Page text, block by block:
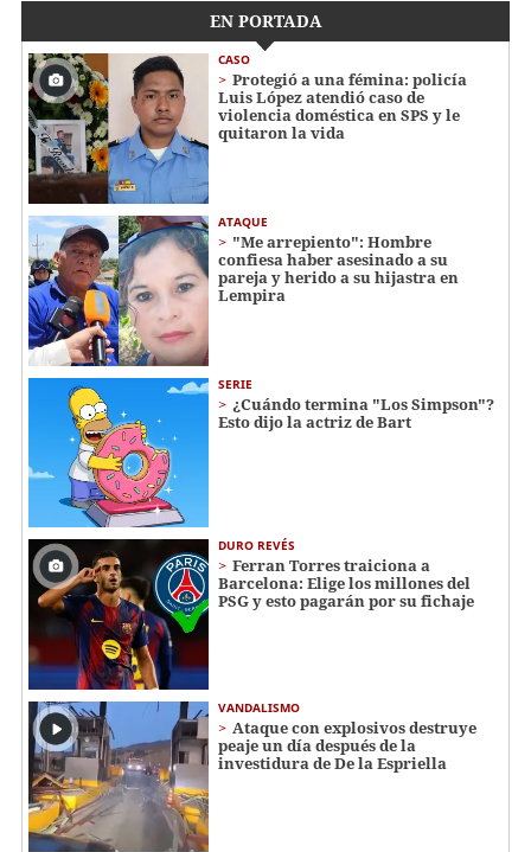
EN PORTADA
CASO
Protegió a una fémina: policía
Luis López atendió caso de
violencia doméstica en SPS y le
quitaron la vida
ATAQUE
"Me arrepiento": Hombre
confiesa haber asesinado a su
pareja y herido a su hijastra en
Lempira
SERIE
¿Cuándo termina "Los Simpson"?
Esto dijo la actriz de Bart
DURO REVÉS
Ferran Torres traiciona a
Barcelona: Elige los millones del
PSG y esto pagarán por su fichaje
VANDALISMO
Ataque con explosivos destruye
peaje un día después de la
investidura de De la Espriella